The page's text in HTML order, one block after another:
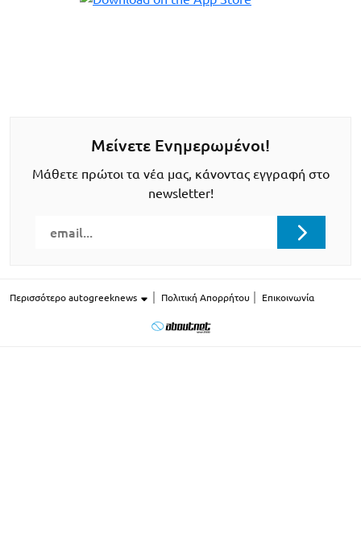
Μείνετε Ενημερωμένοι!
Μάθετε πρώτοι τα νέα μας, κάνοντας εγγραφή στο
newsletter!
Περισσότερο autogreeknews Πολιτική Απορρήτου Επικοινωνία